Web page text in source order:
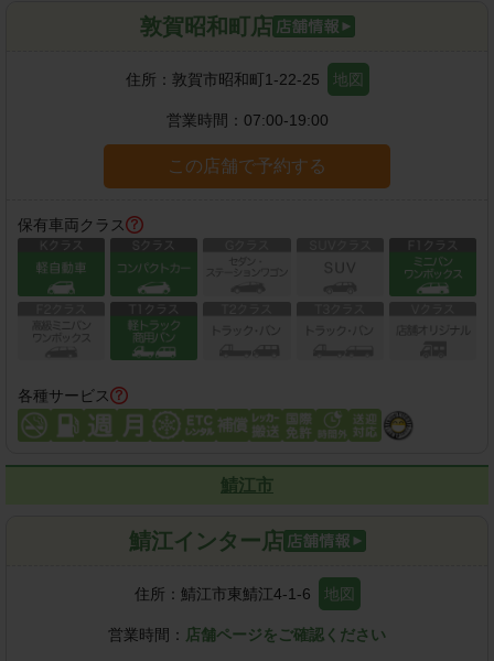
敦賀昭和町店
住所： 敦賀市昭和町1-22-25 地図
営業時間： 07:00-19:00
この店舗で予約する
保有車両クラス
各種サービス
鯖江市
鯖江インター店
住所： 鯖江市東鯖江4-1-6 地図
営業時間： 店舗ページをご確認ください